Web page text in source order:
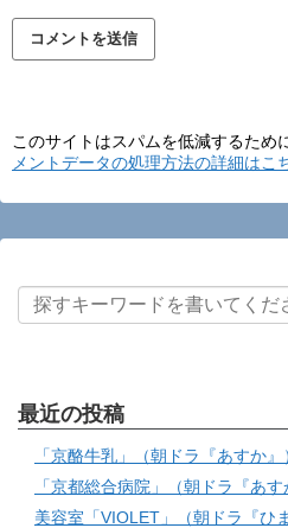
このサイトはスパムを低減するため
メントデータの処理方法の詳細はこ
最近の投稿
「京酪牛乳」（朝ドラ『あすか』
「京都総合病院」（朝ドラ『あす
美容室「VIOLET」（朝ドラ『ひ